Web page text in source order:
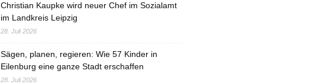
Christian Kaupke wird neuer Chef im Sozialamt
im Landkreis Leipzig
28. Juli 2026
Sägen, planen, regieren: Wie 57 Kinder in
Eilenburg eine ganze Stadt erschaffen
28. Juli 2026